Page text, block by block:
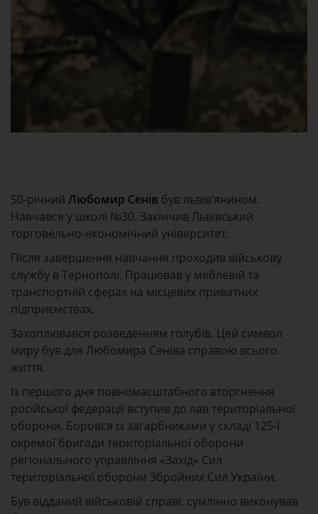
50-річний Любомир Сенів був львів’янином.
Навчався у школі №30. Закінчив Львівський
торговельно-економічний університет.
Після завершення навчання проходив військову
службу в Тернополі. Працював у меблевій та
транспортній сферах на місцевих приватних
підприємствах.
Захоплювався розведенням голубів. Цей символ
миру був для Любомира Сеніва справою всього
життя.
Із першого дня повномасштабного вторгнення
російської федерації вступив до лав територіальної
оборони. Боровся із загарбниками у складі 125-ї
окремої бригади територіальної оборони
регіонального управління «Захід» Сил
територіальної оборони Збройних Сил України.
Був відданий військовій справі, сумлінно виконував